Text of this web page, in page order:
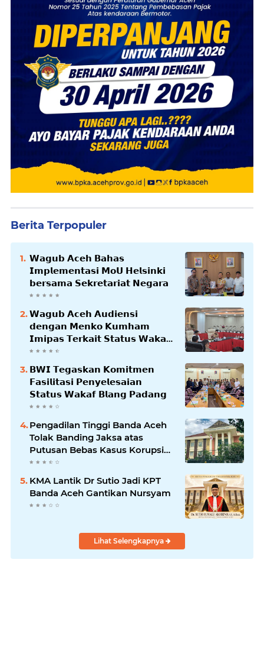
Berita Terpopuler
𝗪𝗮𝗴𝘂𝗯 𝗔𝗰𝗲𝗵 𝗕𝗮𝗵𝗮𝘀
𝗜𝗺𝗽𝗹𝗲𝗺𝗲𝗻𝘁𝗮𝘀𝗶 𝗠𝗼𝗨 𝗛𝗲𝗹𝘀𝗶𝗻𝗸𝗶
𝗯𝗲𝗿𝘀𝗮𝗺𝗮 𝗦𝗲𝗸𝗿𝗲𝘁𝗮𝗿𝗶𝗮𝘁 𝗡𝗲𝗴𝗮𝗿𝗮
𝗪𝗮𝗴𝘂𝗯 𝗔𝗰𝗲𝗵 𝗔𝘂𝗱𝗶𝗲𝗻𝘀𝗶
𝗱𝗲𝗻𝗴𝗮𝗻 𝗠𝗲𝗻𝗸𝗼 𝗞𝘂𝗺𝗵𝗮𝗺
𝗜𝗺𝗶𝗽𝗮𝘀 𝗧𝗲𝗿𝗸𝗮𝗶𝘁 𝗦𝘁𝗮𝘁𝘂𝘀 𝗪𝗮𝗸𝗮𝗳
𝗕𝗹𝗮𝗻𝗴𝗽𝗮𝗱𝗮𝗻𝗴
𝗕𝗪𝗜 𝗧𝗲𝗴𝗮𝘀𝗸𝗮𝗻 𝗞𝗼𝗺𝗶𝘁𝗺𝗲𝗻
𝗙𝗮𝘀𝗶𝗹𝗶𝘁𝗮𝘀𝗶 𝗣𝗲𝗻𝘆𝗲𝗹𝗲𝘀𝗮𝗶𝗮𝗻
𝗦𝘁𝗮𝘁𝘂𝘀 𝗪𝗮𝗸𝗮𝗳 𝗕𝗹𝗮𝗻𝗴 𝗣𝗮𝗱𝗮𝗻𝗴
Pengadilan Tinggi Banda Aceh
Tolak Banding Jaksa atas
Putusan Bebas Kasus Korupsi
Wastafel
KMA Lantik Dr Sutio Jadi KPT
Banda Aceh Gantikan Nursyam
Lihat Selengkapnya